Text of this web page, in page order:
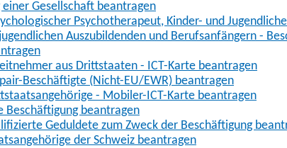
Gesellschaft beantragen
Psychotherapeut, Kinder- und
Auszubildenden und Berufsanfängern -
aus Drittstaaten - ICT-Karte beantragen
Beschäftigte (Nicht-EU/EWR) beantragen
- Mobiler-ICT-Karte beantragen
beantragen
Geduldete zum Zweck der Beschäftigung
der Schweiz beantragen